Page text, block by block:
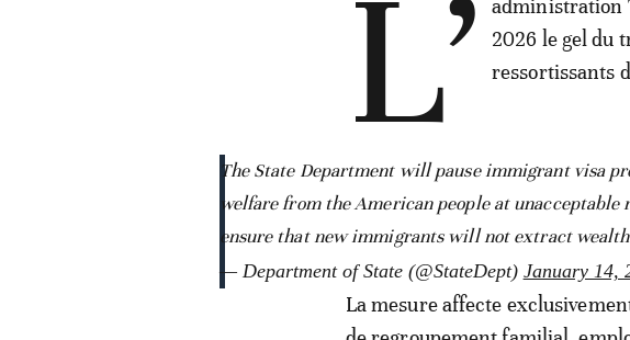
L’ administration
2026 le gel du
ressortissants
The State Department will pause immigrant visa
welfare from the American people at
ensure that new immigrants will not extract
— Department of State (@StateDept) January 14,
La mesure affecte